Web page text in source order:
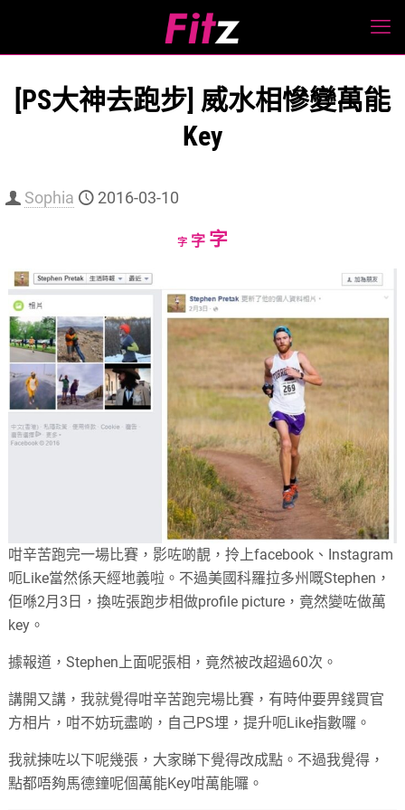
[PS大神去跑步] 威水相慘變萬能
Key
Sophia 2016-03-10
字Decrease
字Reset
字Increase
咁辛苦跑完一場比賽，影咗啲靚，拎上facebook、Instagram
呃Like當然係天經地義啦。不過美國科羅拉多州嘅Stephen，
佢喺2月3日，換咗張跑步相做profile picture，竟然變咗做萬
key。
據報道，Stephen上面呢張相，竟然被改超過60次。
講開又講，我就覺得咁辛苦跑完場比賽，有時仲要畀錢買官
方相片，咁不妨玩盡啲，自己PS埋，提升呃Like指數囉。
我就揀咗以下呢幾張，大家睇下覺得改成點。不過我覺得，
點都唔夠馬德鐘呢個萬能Key咁萬能囉。